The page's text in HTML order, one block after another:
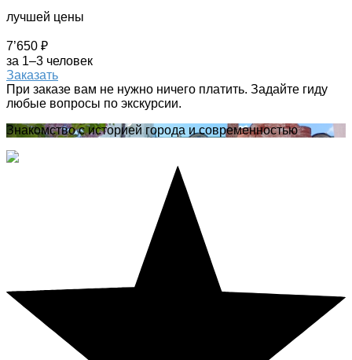
лучшей цены
7’650 ₽
за 1–3 человек
Заказать
При заказе вам не нужно ничего платить. Задайте гиду
любые вопросы по экскурсии.
Знакомство с историей города и современностью